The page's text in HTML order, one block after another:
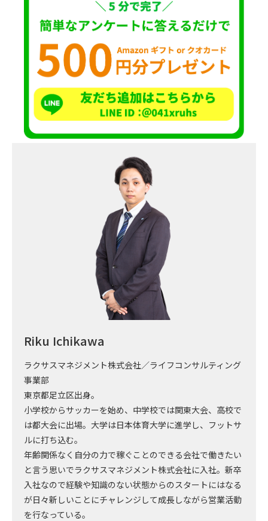
Riku Ichikawa
ラクサスマネジメント株式会社／ライフコンサルティング
事業部
東京都足立区出身。
小学校からサッカーを始め、中学校では関東大会、高校で
は都大会に出場。大学は日本体育大学に進学し、フットサ
ルに打ち込む。
年齢関係なく自分の力で稼ぐことのできる会社で働きたい
と言う思いでラクサスマネジメント株式会社に入社。新卒
入社なので経験や知識のない状態からのスタートにはなる
が日々新しいことにチャレンジして成長しながら営業活動
を行なっている。